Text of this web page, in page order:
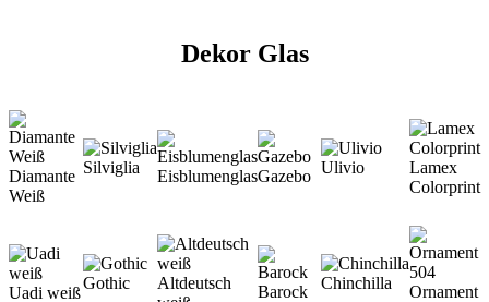
Dekor Glas
Diamante
Weiß
Silviglia EisblumenglasGazebo Ulivio
Lamex
Colorprint
Uadi weiß
Gothic
Altdeutsch
Barock Chinchilla
Ornament